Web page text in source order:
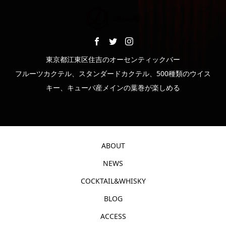
東京都江東区住吉のオーセンティックバー
フルーツカクテル、スタンダードカクテル、500種類のウイス
キー、キューバ産メインの葉巻が楽しめる
ABOUT
NEWS
COCKTAIL&WHISKY
BLOG
ACCESS